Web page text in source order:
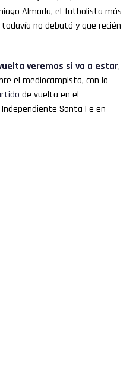
Almada, el futbolista más
no debutó y que recién
veremos si va a estar,
el mediocampista, con lo
de vuelta en el
Santa Fe en